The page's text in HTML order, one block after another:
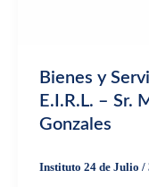
Bienes y
E.I.R.L. – Sr.
Gonzales
Instituto 24 de Julio /